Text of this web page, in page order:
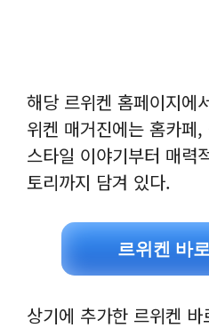
해당 르위켄 홈페이지에
위켄 매거진에는 홈카페
스타일 이야기부터 매력
토리까지 담겨 있다.
르위켄 바
상기에 추가한 르위켄